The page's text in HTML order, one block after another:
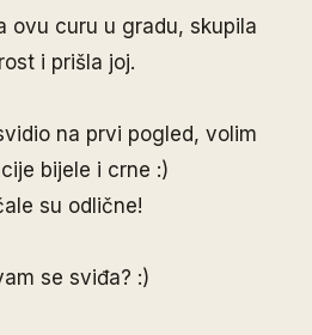
ovu curu u gradu, skupila
i prišla joj.
na prvi pogled, volim
bijele i crne :)
su odlične!
se sviđa? :)